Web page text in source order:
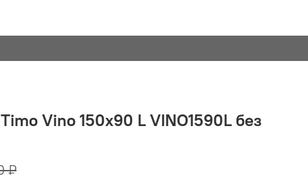
Vino 150x90 L VINO1590L без
₽